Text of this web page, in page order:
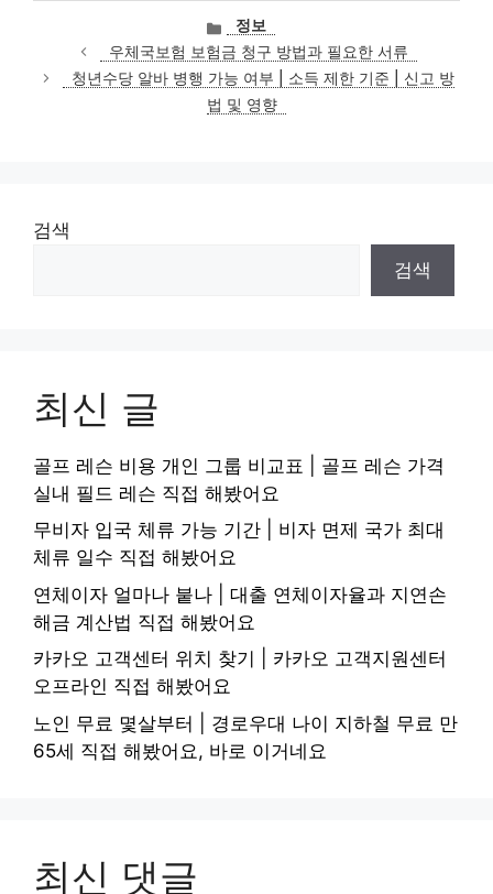
카
테
고
리
정보
우체국보험 보험금 청구 방법과 필요한 서류
청년수당 알바 병행 가능 여부 | 소득 제한 기준 | 신고 방
법 및 영향
검색
검색
최신 글
골프 레슨 비용 개인 그룹 비교표 | 골프 레슨 가격
실내 필드 레슨 직접 해봤어요
무비자 입국 체류 가능 기간 | 비자 면제 국가 최대
체류 일수 직접 해봤어요
연체이자 얼마나 붙나 | 대출 연체이자율과 지연손
해금 계산법 직접 해봤어요
카카오 고객센터 위치 찾기 | 카카오 고객지원센터
오프라인 직접 해봤어요
노인 무료 몇살부터 | 경로우대 나이 지하철 무료 만
65세 직접 해봤어요, 바로 이거네요
최신 댓글